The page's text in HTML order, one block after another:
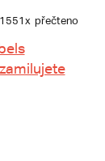
1551x přečteno